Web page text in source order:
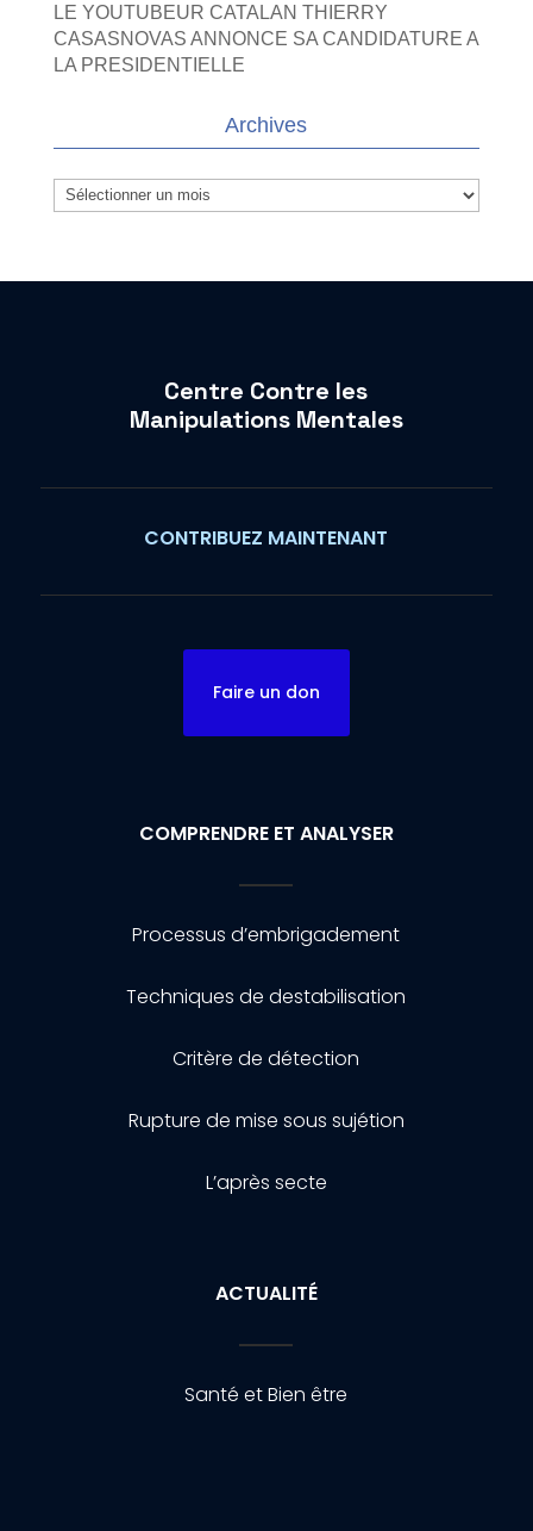
LE YOUTUBEUR CATALAN THIERRY
CASASNOVAS ANNONCE SA CANDIDATURE A
LA PRESIDENTIELLE
Archives
Archives
Centre Contre les
Manipulations Mentales
CONTRIBUEZ MAINTENANT
Faire un don
COMPRENDRE ET ANALYSER
Processus d’embrigadement
Techniques de destabilisation
Critère de détection
Rupture de mise sous sujétion
L’après secte
ACTUALITÉ
Santé et Bien être